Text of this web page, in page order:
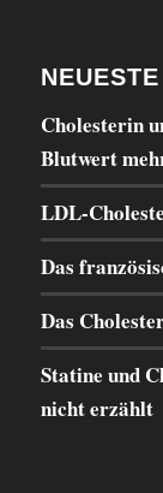
Cholesterin
Blutwert
LDL-
Das
Das
Statine und
nicht erzählt